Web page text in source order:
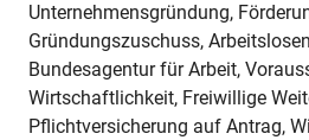
Unternehmensgründung,
Gründungszuschuss,
Bundesagentur für Arbeit,
Wirtschaftlichkeit, Freiwillige
Pflichtversicherung auf Antrag,